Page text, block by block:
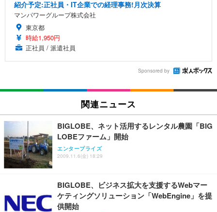
紹介予定:正社員・IT企業での経理事務!月次決算
マンパワーグループ株式会社
東京都
時給1,950円
正社員 / 派遣社員
Sponsored by
関連ニュース
BIGLOBE、ネット活用するレンタル農園「BIG
LOBEファーム」開始
エンタープライズ
2009.11.6(金) 18:29
BIGLOBE、ビジネス拡大を支援するWebマー
ケティングソリューション「WebEngine」を提
供開始